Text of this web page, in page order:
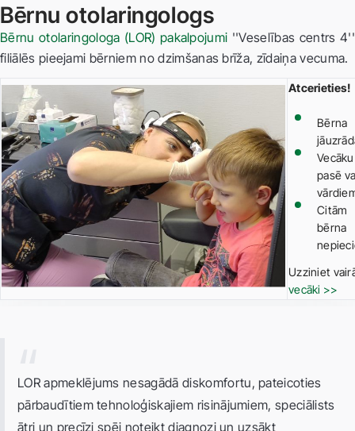
Bērnu otolaringologs
Bērnu otolaringologa (LOR) pakalpojumi ''Veselības centrs 4''
filiālēs pieejami bērniem no dzimšanas brīža, zīdaiņa vecuma.
Atcerieties!
Bērna
pasē
Citām
bērna
Uzziniet
vecāki >>
LOR apmeklējums nesagādā diskomfortu, pateicoties
pārbaudītiem tehnoloģiskajiem risinājumiem, speciālists
ātri un precīzi spēj noteikt diagnozi un uzsākt